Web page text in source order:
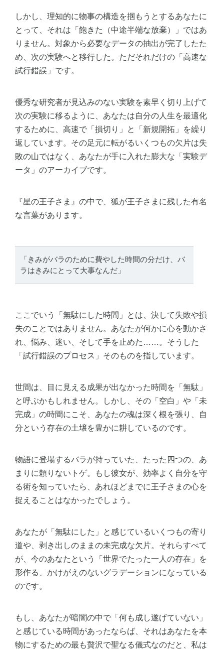
しかし、理知的に物事の構造を掴もうとするあなたに
とって、それは「飽きた（中途半端な放棄）」ではあ
りません。対象から必要なデータの抽出が完了したた
め、次の実験へと移行した。ただそれだけの「高速な
試行錯誤」です。
優秀な研究者が見込みのない実験を素早く切り上げて
次の実験に移るように、あなたは自分の人生を最適化
するために、高速で「損切り」と「新規開拓」を繰り
返しています。その足元に転がるいくつもの欠片は失
敗の山ではなく、あなたが手に入れた膨大な「実験デ
ータ」のアーカイブです。
『星の王子さま』の中で、狐が王子さまに残した有名
な言葉があります。
「きみがバラのために費やした時間の分だけ、バ
ラはきみにとって大事なんだ」
ここでいう「無駄にした時間」とは、決して失敗や損
失のことではありません。あなたが何かに心を動かさ
れ、悩み、迷い、そして手を止めた……。そうした
「試行錯誤のプロセス」そのものを指しています。
世間は、目に見える成果が出なかった時間を「無駄」
と呼ぶかもしれません。しかし、その「空白」や「未
完成」の時間にこそ、あなたの魂は深く根を張り、自
分という存在の土壌を豊かに耕しているのです。
物語に登場するバラが持っていた、たった四つの、あ
まりに頼りないトゲ。もし彼女が、効率よく自分を守
る術を知っていたら、あれほどまでに王子さまの心を
捉えることはなかったでしょう。
あなたが「無駄にした」と感じているいくつもの寄り
道や、剥き出しのままの未完成な欠片。それらすべて
が、今のあなたという「世界でたった一人の存在」を
形作る、かけがえのないグラデーションになっている
のです。
もし、あなたが暗闇の中で「何も成し遂げていない」
と感じている時間があったならば、それはあなたを本
物にするための最も贅沢で聖なる儀式なのだと、私は